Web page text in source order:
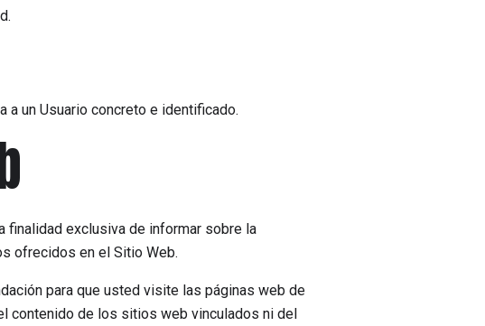
a un Usuario concreto e identificado.
finalidad exclusiva de informar sobre la
ofrecidos en el Sitio Web.
para que usted visite las páginas web de
contenido de los sitios web vinculados ni del